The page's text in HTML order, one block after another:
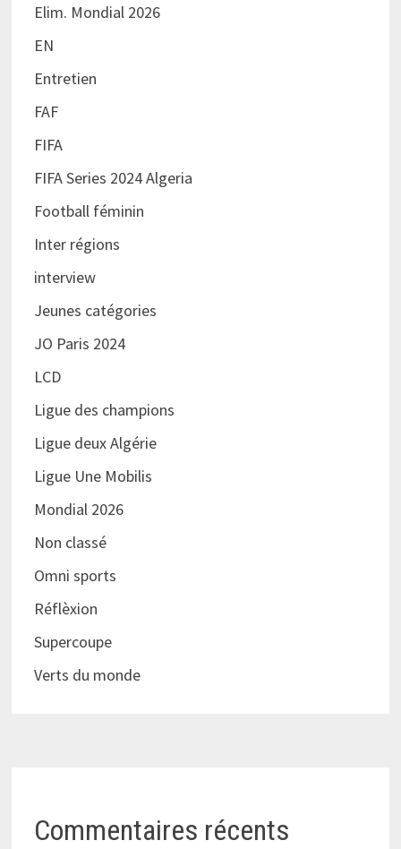
Elim. Mondial 2026
EN
Entretien
FAF
FIFA
FIFA Series 2024 Algeria
Football féminin
Inter régions
interview
Jeunes catégories
JO Paris 2024
LCD
Ligue des champions
Ligue deux Algérie
Ligue Une Mobilis
Mondial 2026
Non classé
Omni sports
Réflèxion
Supercoupe
Verts du monde
Commentaires récents